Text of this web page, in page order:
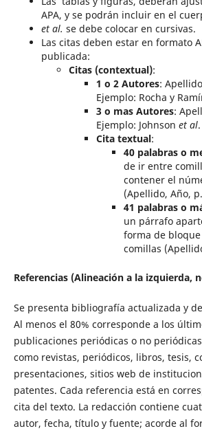
APA, y se podrán incluir en el
et al. se debe colocar en cursivas.
Las citas deben estar en formato
publicada:
Citas (contextual):
1 o 2 Autores:
Ejemplo: Rocha y
3 o mas Autores:
Ejemplo: Johnson et al
Cita textual:
40 palabras o
de ir entre
contener el
(Apellido, Año,
41 palabras o
un párrafo
forma de
comillas
Referencias (Alineación a la izquierda,
Se presenta bibliografía actualizada y
Al menos el 80% corresponde a los
publicaciones periódicas o no
como revistas, periódicos, libros, tesis,
presentaciones, sitios web de
patentes. Cada referencia está en
cita del texto. La redacción contiene
autor, fecha, título y fuente; acorde al